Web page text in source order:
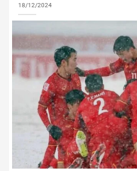
18/12/2024